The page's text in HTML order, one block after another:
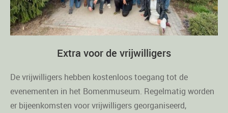
Extra voor de vrijwilligers
De vrijwilligers hebben kostenloos toegang tot de
evenementen in het Bomenmuseum. Regelmatig worden
er bijeenkomsten voor vrijwilligers georganiseerd,